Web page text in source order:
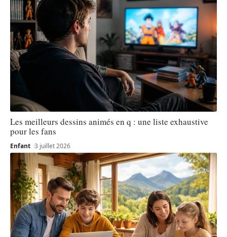
Les meilleurs dessins animés en q : une liste exhaustive
pour les fans
Enfant 3 juillet 2026